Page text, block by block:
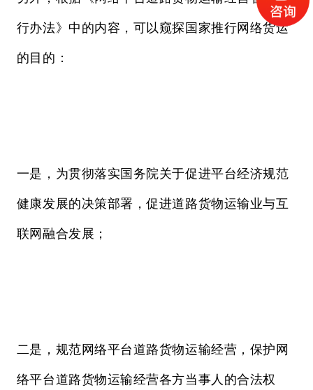
行办法》中的内容，可以窥探国家推行网络货运
的目的：
一是，为贯彻落实国务院关于促进平台经济规范
健康发展的决策部署，促进道路货物运输业与互
联网融合发展；
二是，规范网络平台道路货物运输经营，保护网
络平台道路货物运输经营各方当事人的合法权